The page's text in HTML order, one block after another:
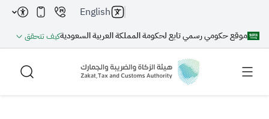
موقع حكومي رسمي تابع لحكومة المملكة العربية السعوديةكيف تتحقق
English